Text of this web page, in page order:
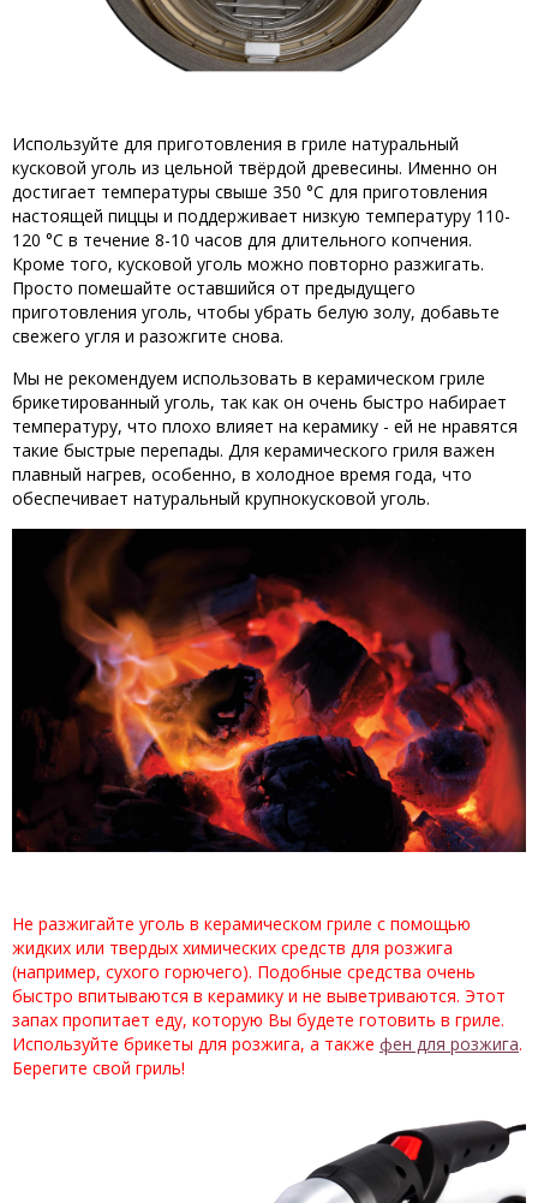
Используйте для приготовления в гриле натуральный
кусковой уголь из цельной твёрдой древесины. Именно он
достигает температуры свыше 350 °C для приготовления
настоящей пиццы и поддерживает низкую температуру 110-
120 °C в течение 8-10 часов для длительного копчения.
Кроме того, кусковой уголь можно повторно разжигать.
Просто помешайте оставшийся от предыдущего
приготовления уголь, чтобы убрать белую золу, добавьте
свежего угля и разожгите снова.
Мы не рекомендуем использовать в керамическом гриле
брикетированный уголь, так как он очень быстро набирает
температуру, что плохо влияет на керамику - ей не нравятся
такие быстрые перепады. Для керамического гриля важен
плавный нагрев, особенно, в холодное время года, что
обеспечивает натуральный крупнокусковой уголь.
Не разжигайте уголь в керамическом гриле с помощью
жидких или твердых химических средств для розжига
(например, сухого горючего). Подобные средства очень
быстро впитываются в керамику и не выветриваются. Этот
запах пропитает еду, которую Вы будете готовить в гриле.
Используйте брикеты для розжига, а также фен для розжига.
Берегите свой гриль!